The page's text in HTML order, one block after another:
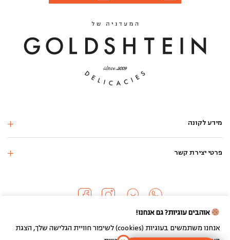
מידע לקונה
פרטי יצירת קשר
אוהבים עוגיות? גם אנחנו!
אנחנו משתמשים בעוגיות (cookies) לשיפור חוויית הגלישה שלך, הצגת